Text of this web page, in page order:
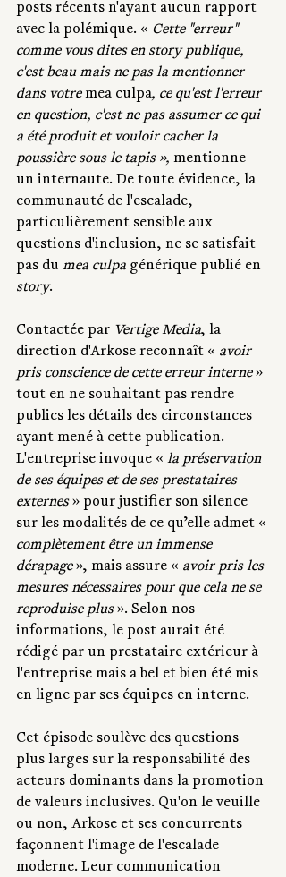
posts récents n'ayant aucun rapport
avec la polémique. « Cette "erreur"
comme vous dites en story publique,
c'est beau mais ne pas la mentionner
dans votre mea culpa, ce qu'est l'erreur
en question, c'est ne pas assumer ce qui
a été produit et vouloir cacher la
poussière sous le tapis », mentionne
un internaute. De toute évidence, la
communauté de l'escalade,
particulièrement sensible aux
questions d'inclusion, ne se satisfait
pas du mea culpa générique publié en
story.
Contactée par Vertige Media, la
direction d'Arkose reconnaît « avoir
pris conscience de cette erreur interne »
tout en ne souhaitant pas rendre
publics les détails des circonstances
ayant mené à cette publication.
L'entreprise invoque « la préservation
de ses équipes et de ses prestataires
externes » pour justifier son silence
sur les modalités de ce qu’elle admet «
complètement être un immense
dérapage », mais assure « avoir pris les
mesures nécessaires pour que cela ne se
reproduise plus ». Selon nos
informations, le post aurait été
rédigé par un prestataire extérieur à
l'entreprise mais a bel et bien été mis
en ligne par ses équipes en interne.
Cet épisode soulève des questions
plus larges sur la responsabilité des
acteurs dominants dans la promotion
de valeurs inclusives. Qu'on le veuille
ou non, Arkose et ses concurrents
façonnent l'image de l'escalade
moderne. Leur communication